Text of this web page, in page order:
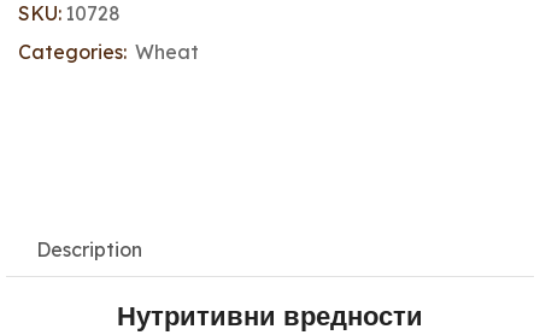
SKU: 10728
Categories: Wheat
Description
Нутритивни вредности